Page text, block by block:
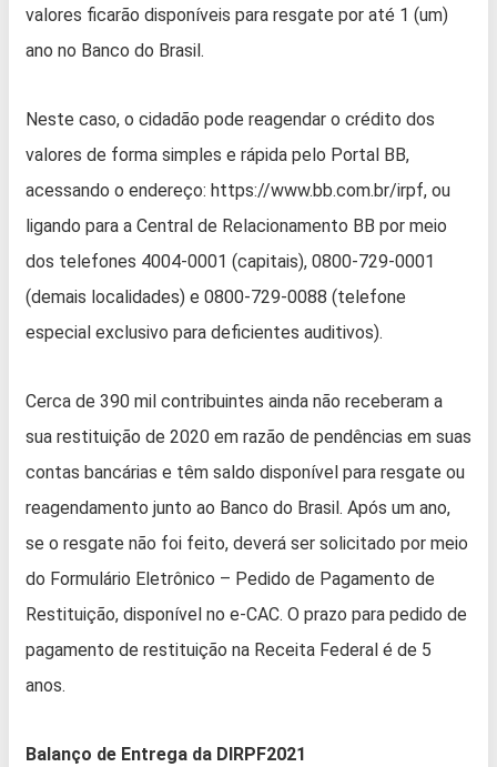
valores ficarão disponíveis para resgate por até 1 (um)
ano no Banco do Brasil.
Neste caso, o cidadão pode reagendar o crédito dos
valores de forma simples e rápida pelo Portal BB,
acessando o endereço: https://www.bb.com.br/irpf, ou
ligando para a Central de Relacionamento BB por meio
dos telefones 4004-0001 (capitais), 0800-729-0001
(demais localidades) e 0800-729-0088 (telefone
especial exclusivo para deficientes auditivos).
Cerca de 390 mil contribuintes ainda não receberam a
sua restituição de 2020 em razão de pendências em suas
contas bancárias e têm saldo disponível para resgate ou
reagendamento junto ao Banco do Brasil. Após um ano,
se o resgate não foi feito, deverá ser solicitado por meio
do Formulário Eletrônico – Pedido de Pagamento de
Restituição, disponível no e-CAC. O prazo para pedido de
pagamento de restituição na Receita Federal é de 5
anos.
Balanço de Entrega da DIRPF2021